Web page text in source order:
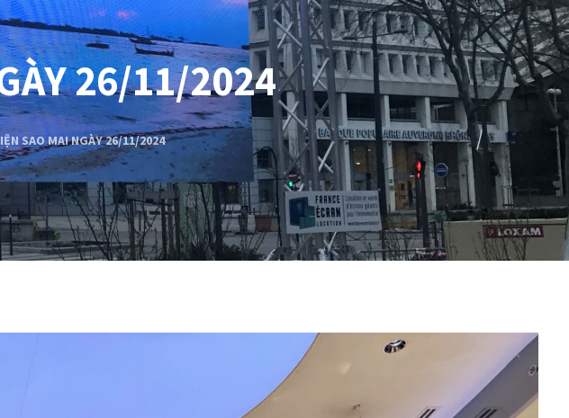
26/11/2024
SAO MAI NGÀY 26/11/2024